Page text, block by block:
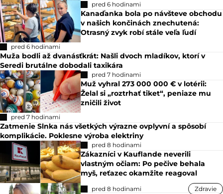
pred 6 hodinami
Kanaďanka bola po návšteve obchodu
v našich končinách znechutená:
Otrasný zvyk robí stále veľa ľudí
pred 6 hodinami
Muža bodli až dvanásťkrát: Našli dvoch mladíkov, ktorí v
Seredi brutálne dobodali taxikára
pred 7 hodinami
Muž vyhral 273 000 000 € v lotérii:
Želal si „roztrhať tiket“, peniaze mu
zničili život
pred 7 hodinami
Zatmenie Slnka nás všetkých výrazne ovplyvní a spôsobí
komplikácie. Poklesne výroba elektriny
pred 8 hodinami
Zákazníci v Kauflande neverili
vlastným očiam: Po pečive behala
myš, reťazec okamžite reagoval
pred 8 hodinami Zdravie